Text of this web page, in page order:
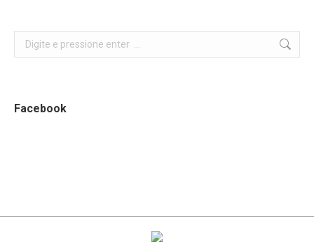
Search:
Facebook